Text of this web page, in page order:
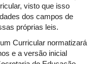
visto que isso
dos campos de
próprias leis.
Curricular normatizará
e a versão inicial